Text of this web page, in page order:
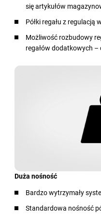
się artykułów
Półki regału z regulacją
Możliwość rozbudowy
regałów dodatkowych –
Duża nośność
Bardzo wytrzymały
Standardowa nośność